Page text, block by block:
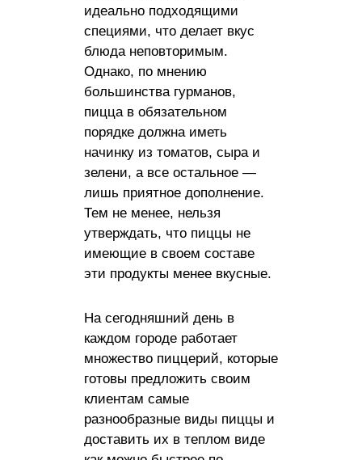
идеально подходящими
специями, что делает вкус
блюда неповторимым.
Однако, по мнению
большинства гурманов,
пицца в обязательном
порядке должна иметь
начинку из томатов, сыра и
зелени, а все остальное —
лишь приятное дополнение.
Тем не менее, нельзя
утверждать, что пиццы не
имеющие в своем составе
эти продукты менее вкусные.
На сегодняшний день в
каждом городе работает
множество пиццерий, которые
готовы предложить своим
клиентам самые
разнообразные виды пиццы и
доставить их в теплом виде